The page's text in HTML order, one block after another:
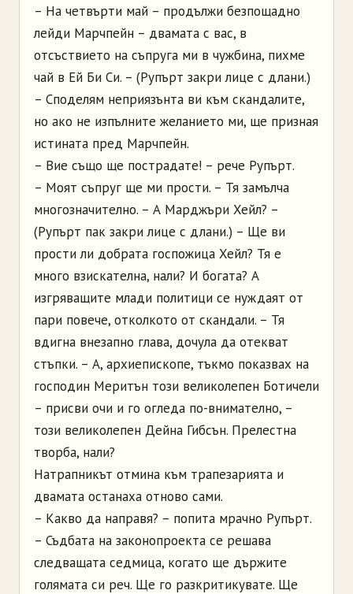
– На четвърти май – продължи безпощадно
лейди Марчпейн – двамата с вас, в
отсъствието на съпруга ми в чужбина, пихме
чай в Ей Би Си. – (Рупърт закри лице с длани.)
– Споделям неприязънта ви към скандалите,
но ако не изпълните желанието ми, ще призная
истината пред Марчпейн.
– Вие също ще пострадате! – рече Рупърт.
– Моят съпруг ще ми прости. – Тя замълча
многозначително. – А Марджъри Хейл? –
(Рупърт пак закри лице с длани.) – Ще ви
прости ли добрата госпожица Хейл? Тя е
много взискателна, нали? И богата? А
изгряващите млади политици се нуждаят от
пари повече, отколкото от скандали. – Тя
вдигна внезапно глава, дочула да отекват
стъпки. – А, архиепископе, тъкмо показвах на
господин Меритън този великолепен Ботичели
– присви очи и го огледа по-внимателно, –
този великолепен Дейна Гибсън. Прелестна
творба, нали?
Натрапникът отмина към трапезарията и
двамата останаха отново сами.
– Какво да направя? – попита мрачно Рупърт.
– Съдбата на законопроекта се решава
следващата седмица, когато ще държите
голямата си реч. Ще го разкритикувате. Ще